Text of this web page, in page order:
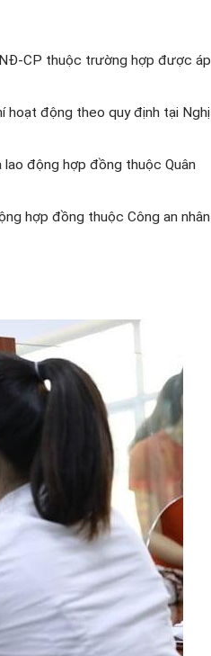
CP thuộc trường hợp được áp
hoạt động theo quy định tại Nghị
lao động hợp đồng thuộc Quân
hợp đồng thuộc Công an nhân